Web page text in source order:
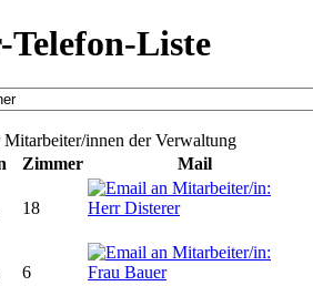
Liste
Mitarbeiter/innen der Verwaltung
Zimmer
Mail
18
6